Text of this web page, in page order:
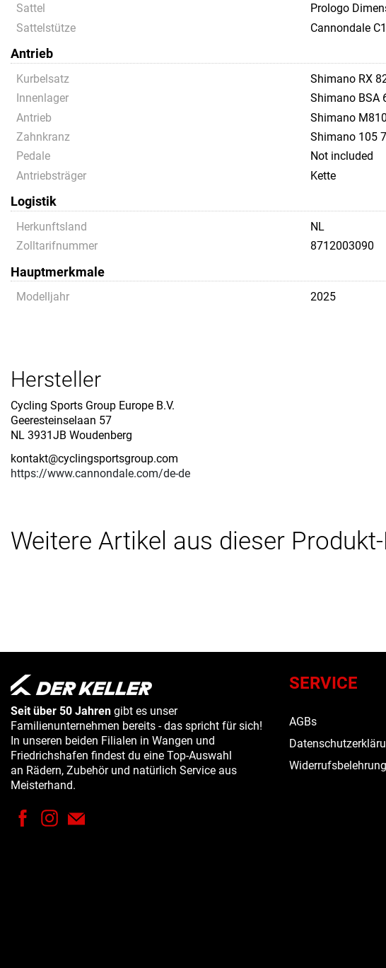
Sattel
Prologo
Sattelstütze
Cannondale
Antrieb
Kurbelsatz
Shimano RX
Innenlager
Shimano BSA
Antrieb
Shimano
Zahnkranz
Shimano 105
Pedale
Not included
Antriebsträger
Kette
Logistik
Herkunftsland
NL
Zolltarifnummer
8712003090
Hauptmerkmale
Modelljahr 2025
Hersteller
Cycling Sports Group Europe B.V.
Geeresteinselaan 57
NL 3931JB Woudenberg
kontakt@cyclingsportsgroup.com
https://www.cannondale.com/de-de
Weitere Artikel aus dieser
Seit über 50 Jahren gibt es unser
Familienunternehmen bereits - das spricht für sich!
In unseren beiden Filialen in Wangen und
Friedrichshafen findest du eine Top-Auswahl
an Rädern, Zubehör und natürlich Service aus
Meisterhand.
SERVICE
AGBs
Widerrufsbelehrung